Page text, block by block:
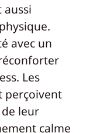
avec un
Les
perçoivent
leur
calme